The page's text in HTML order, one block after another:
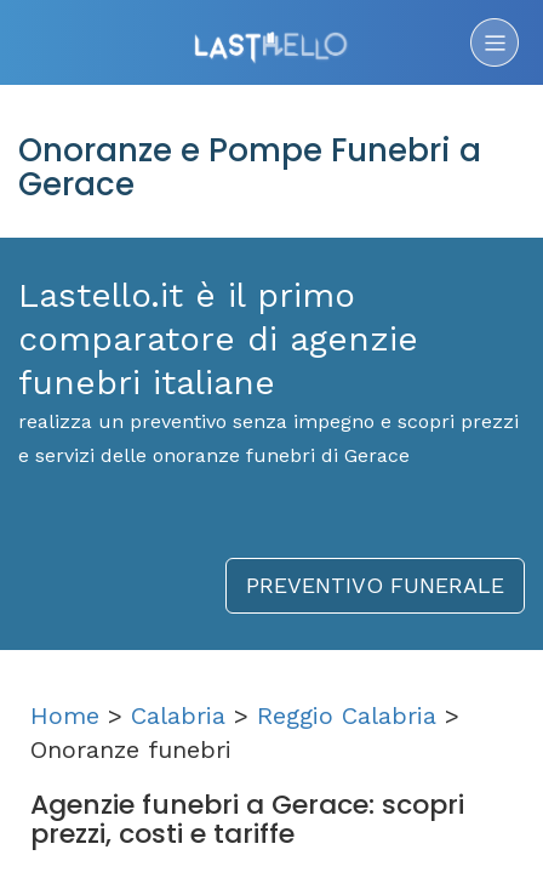
Onoranze e Pompe Funebri a
Gerace
Lastello.it è il primo
comparatore di agenzie
funebri italiane
realizza un preventivo senza impegno e scopri prezzi
e servizi delle onoranze funebri di Gerace
PREVENTIVO FUNERALE
Home > Calabria > Reggio Calabria >
Onoranze funebri
Agenzie funebri a Gerace: scopri
prezzi, costi e tariffe